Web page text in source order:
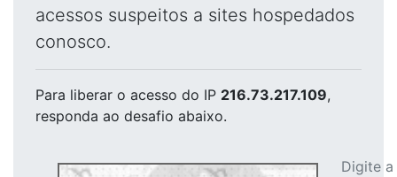
acessos suspeitos a sites hospedados
conosco.
Para liberar o acesso do IP 216.73.217.109,
responda ao desafio abaixo.
Digite